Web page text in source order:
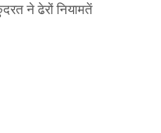
ने ढेरों नियामतें